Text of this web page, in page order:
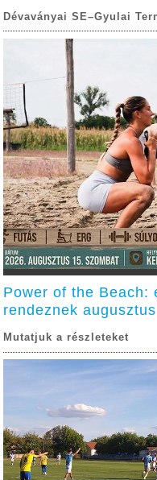
Dévaványai SE–Gyulai
Power of the Beach:
rendeznek
Mutatjuk a részleteket